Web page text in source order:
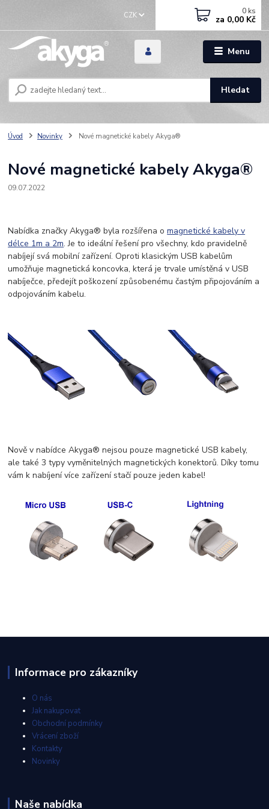
Menu
CZK
Hledat
0 ks
za 0,00 Kč
Úvod Novinky Nové magnetické kabely Akyga®
Nové magnetické kabely Akyga®
09.07.2022
Nabídka značky Akyga® byla rozšířena omagnetické kabely v
délce 1m a 2m. Je to ideální řešení pro všechny, kdo pravidelně
nabíjejí svá mobilní zařízení. Oproti klasickým USB kabelům
umožňuje magnetická koncovka, která je trvale umístěná v USB
nabíječce, předejít poškození způsobenému častým připojováním a
odpojováním kabelu.
Nově v nabídce Akyga® nejsou pouze magnetické USB kabely,
ale také 3 typy vyměnitelných magnetických konektorů. Díky tomu
vám k nabíjení více zařízení stačí pouze jeden kabel!
Informace pro zákazníky
O nás
Jak nakupovat
Obchodní podmínky
Vrácení zboží
Kontakty
Novinky
Naše nabídka